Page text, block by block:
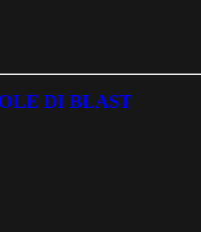
DI BLAST